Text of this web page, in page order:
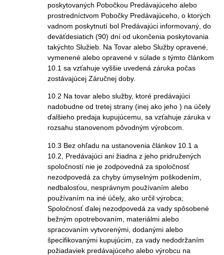
poskytovaných Pobočkou Predávajúceho alebo
prostredníctvom Pobočky Predávajúceho, o ktorých
vadnom poskytnutí bol Predávajúci informovaný, do
deväťdesiatich (90) dní od ukončenia poskytovania
takýchto Služieb. Na Tovar alebo Služby opravené,
vymenené alebo opravené v súlade s týmto článkom
10.1 sa vzťahuje vyššie uvedená záruka počas
zostávajúcej Záručnej doby.
10.2 Na tovar alebo služby, ktoré predávajúci
nadobudne od tretej strany (inej ako jeho ) na účely
ďalšieho predaja kupujúcemu, sa vzťahuje záruka v
rozsahu stanovenom pôvodným výrobcom.
10.3 Bez ohľadu na ustanovenia článkov 10.1 a
10.2, Predávajúci ani žiadna z jeho pridružených
spoločností nie je zodpovedná za spoločnosť
nezodpovedá za chyby úmyselným poškodením,
nedbalosťou, nesprávnym používaním alebo
používaním na iné účely, ako určil výrobca;
Spoločnosť ďalej nezodpovedá za vady spôsobené
bežným opotrebovaním, materiálmi alebo
spracovaním vytvorenými, dodanými alebo
špecifikovanými kupujúcim, za vady nedodržaním
požiadaviek predávajúceho alebo výrobcu na